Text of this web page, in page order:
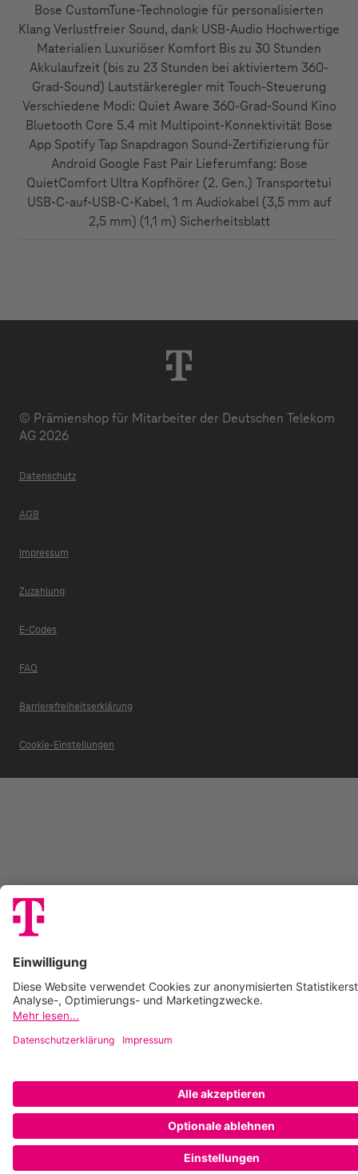
Bose CustomTune-Technologie für personalisierten
Klang Verlustfreier Sound, dank USB-Audio Hochwertige
Materialien Luxuriöser Komfort Bis zu 30 Stunden
Akkulaufzeit (bis zu 23 Stunden bei aktiviertem 360-
Grad-Sound) Lautstärkeregler mit Touch-Steuerung
Verschiedene Modi: Quiet Aware 360-Grad-Sound Kino
Bluetooth Core 5.4 mit Multipoint-Konnektivität Bose
App Spotify Tap Snapdragon Sound-Zertifizierung für
Android Google Fast Pair Lieferumfang: Bose
QuietComfort Ultra Kopfhörer (2. Gen.) Transportetui
USB-C-auf-USB-C-Kabel, 1 m Audiokabel (3,5 mm auf
2,5 mm) (1,1 m) Sicherheitsblatt
© Prämienshop für Mitarbeiter der Deutschen Telekom
AG 2026
Datenschutz
AGB
Impressum
Zuzahlung
E-Codes
FAQ
Barrierefreiheitserklärung
Cookie-Einstellungen